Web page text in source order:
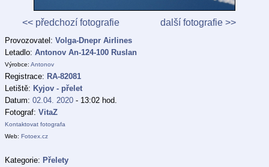
<< předchozí fotografie další fotografie >>
Provozovatel: Volga-Dnepr Airlines
Letadlo: Antonov An-124-100 Ruslan
Výrobce: Antonov
Registrace: RA-82081
Letiště: Kyjov - přelet
Datum: 02.04. 2020 - 13:02 hod.
Fotograf: VitaZ
Kontaktovat fotografa
Web: Fotoex.cz
Kategorie: Přelety